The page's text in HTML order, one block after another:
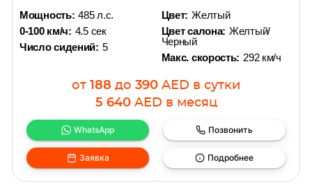
Мощность: 485 л.с.
0-100 км/ч: 4.5 сек
Число сидений: 5
Цвет: Желтый
Цвет салона: Желтый/
Черный
Макс. скорость: 292 км/ч
от 188 до 390 AED в сутки
5 640 AED в месяц
WhatsApp Позвонить
Заявка Подробнее